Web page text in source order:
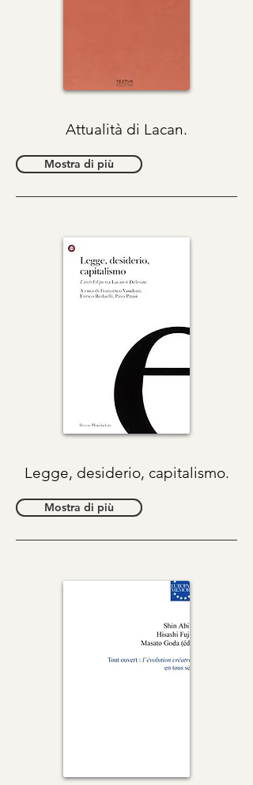
Attualità di Lacan.
Mostra di più
Legge, desiderio, capitalismo.
Mostra di più